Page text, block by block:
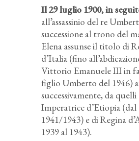
Il 29 luglio 1900, in
all’assassinio del re
successione al trono del
Elena assunse il titolo di
d’Italia (fino
Vittorio Emanuele III in
figlio Umberto del 1946)
successivamente, da
Imperatrice d’Etiopia (dal
1941/1943) e di Regina
1939 al 1943).